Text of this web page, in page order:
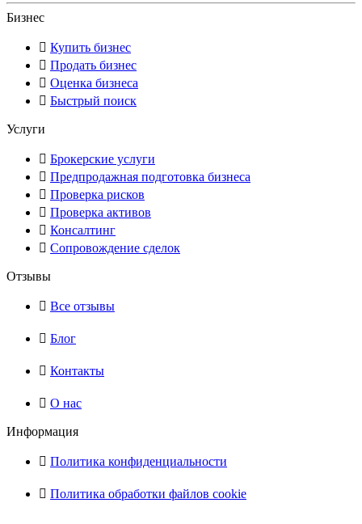
Бизнес
Купить бизнес
Продать бизнес
Оценка бизнеса
Быстрый поиск
Услуги
Брокерские услуги
Предпродажная подготовка бизнеса
Проверка рисков
Проверка активов
Консалтинг
Сопровождение сделок
Отзывы
Все отзывы
Блог
Контакты
О нас
Информация
Политика конфиденциальности
Политика обработки файлов cookie